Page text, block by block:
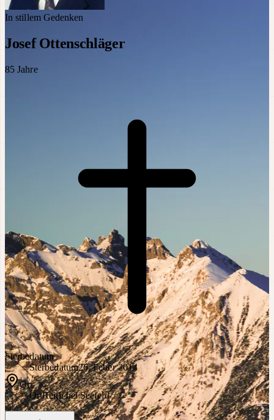
In stillem Gedenken
Josef Ottenschläger
85 Jahre
Sterbedatum
Sterbedatum26. Feber 2014
Ort
OrtReith bei Seefeld